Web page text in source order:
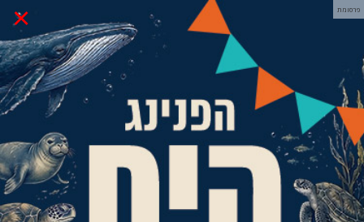
× פרסומת